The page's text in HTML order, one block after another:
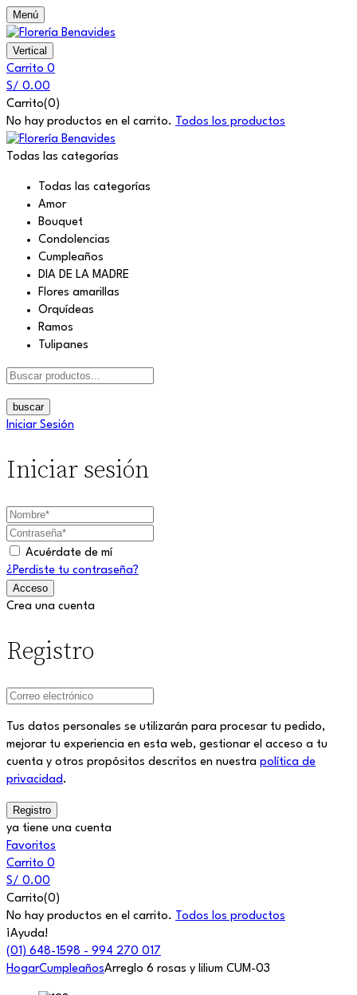
Menú
Vertical
Carrito 0
S/ 0.00
Carrito(0)
No hay productos en el carrito. Todos los productos
Todas las categorías
Todas las categorías
Amor
Bouquet
Condolencias
Cumpleaños
DIA DE LA MADRE
Flores amarillas
Orquídeas
Ramos
Tulipanes
buscar
Iniciar Sesión
Iniciar sesión
Acuérdate de mí
¿Perdiste tu contraseña?
Crea una cuenta
Registro
Tus datos personales se utilizarán para procesar tu pedido,
mejorar tu experiencia en esta web, gestionar el acceso a tu
cuenta y otros propósitos descritos en nuestra política de
privacidad .
ya tiene una cuenta
Favoritos
Carrito 0
S/ 0.00
Carrito(0)
No hay productos en el carrito. Todos los productos
¡Ayuda!
(01) 648-1598 - 994 270 017
HogarCumpleañosArreglo 6 rosas y lilium CUM-03